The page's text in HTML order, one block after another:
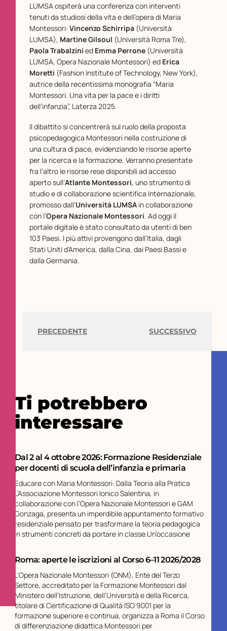
LUMSA ospiterà una conferenza con interventi
tenuti da studiosi della vita e dell’opera di Maria
Montessori: Vincenzo Schirripa(Università
LUMSA), Martine Gilsoul (Università Roma Tre),
Paola Trabalzini ed Emma Perrone (Università
LUMSA, Opera Nazionale Montessori) ed Erica
Moretti (Fashion Institute of Technology, New York),
autrice della recentissima monografia “Maria
Montessori. Una vita per la pace e i diritti
dell’infanzia”, Laterza 2025.
Il dibattito si concentrerà sul ruolo della proposta
psicopedagogica Montessori nella costruzione di
una cultura di pace, evidenziando le risorse aperte
per la ricerca e la formazione. Verranno presentate
fra l’altro le risorse rese disponibili ad accesso
aperto sull’Atlante Montessori, uno strumento di
studio e di collaborazione scientifica internazionale,
promosso dall’Università LUMSA in collaborazione
con l’Opera Nazionale Montessori. Ad oggi il
portale digitale è stato consultato da utenti di ben
103 Paesi. I più attivi provengono dall’Italia, dagli
Stati Uniti d’America, dalla Cina, dai Paesi Bassi e
dalla Germania.
PRECEDENTE SUCCESSIVO
Ti potrebbero
interessare
Dal 2 al 4 ottobre 2026: Formazione Residenziale
per docenti di scuola dell’infanzia e primaria
Educare con Maria Montessori: Dalla Teoria alla Pratica
L’Associazione Montessori Ionico Salentina, in
collaborazione con l’Opera Nazionale Montessori e GAM
Gonzaga, presenta un imperdibile appuntamento formativo
residenziale pensato per trasformare la teoria pedagogica
in strumenti concreti da portare in classe.Un’occasione
Roma: aperte le iscrizioni al Corso 6–11 2026/2028
L’Opera Nazionale Montessori (ONM), Ente del Terzo
Settore, accreditato per la Formazione Montessori dal
Ministero dell’Istruzione, dell’Università e della Ricerca,
titolare di Certificazione di Qualità ISO 9001 per la
formazione superiore e continua, organizza a Roma il Corso
di differenziazione didattica Montessori per